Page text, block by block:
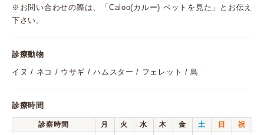
※お問い合わせの際は、「Caloo(カルー) ペットを見た」とお伝え
下さい。
診療動物
イヌ / ネコ / ウサギ / ハムスター / フェレット / 鳥
診療時間
診察時間 月 火 水 木 金 土 日
祝